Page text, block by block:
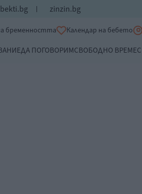
zinzin.bg
бременността Календар на бебето
ДА ПОГОВОРИМСВОБОДНО ВРЕМЕ